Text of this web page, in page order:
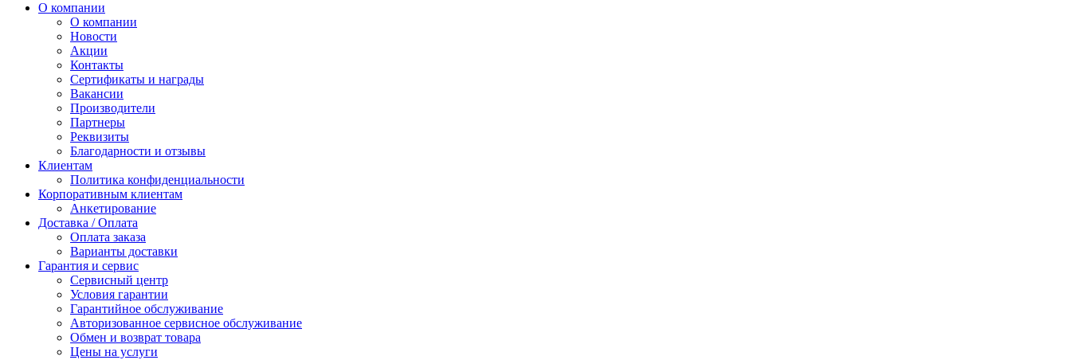
О компании
О компании
Новости
Акции
Контакты
Сертификаты и награды
Вакансии
Производители
Партнеры
Реквизиты
Благодарности и отзывы
Клиентам
Политика конфиденциальности
Корпоративным клиентам
Анкетирование
Доставка / Оплата
Оплата заказа
Варианты доставки
Гарантия и сервис
Сервисный центр
Условия гарантии
Гарантийное обслуживание
Авторизованное сервисное обслуживание
Обмен и возврат товара
Цены на услуги